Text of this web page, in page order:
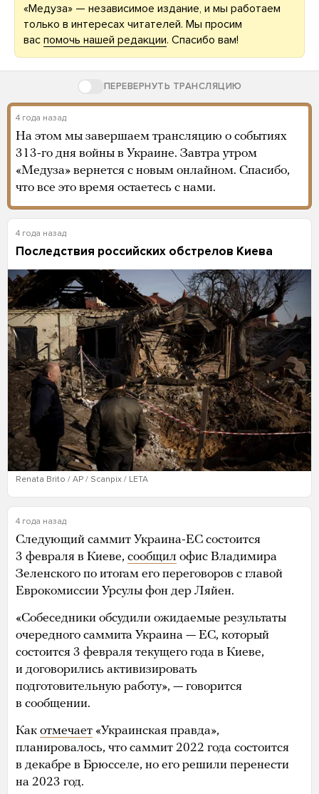
«Медуза» — независимое издание, и мы работаем
только в интересах читателей. Мы просим
вас помочь нашей редакции. Спасибо вам!
ПЕРЕВЕРНУТЬ ТРАНСЛЯЦИЮ
4 года назад
На этом мы завершаем трансляцию о событиях
313-го дня войны в Украине. Завтра утром
«Медуза» вернется с новым онлайном. Спасибо,
что все это время остаетесь с нами.
4 года назад
Последствия российских обстрелов Киева
Renata Brito / AP / Scanpix / LETA
4 года назад
Следующий саммит Украина-ЕС состоится
3 февраля в Киеве, сообщил офис Владимира
Зеленского по итогам его переговоров с главой
Еврокомиссии Урсулы фон дер Ляйен.
«Собеседники обсудили ожидаемые результаты
очередного саммита Украина — ЕС, который
состоится 3 февраля текущего года в Киеве,
и договорились активизировать
подготовительную работу», — говорится
в сообщении.
Как отмечает «Украинская правда»,
планировалось, что саммит 2022 года состоится
в декабре в Брюсселе, но его решили перенести
на 2023 год.